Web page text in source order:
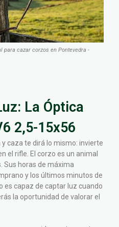
para cazar corzos en Pontevedra -
La Óptica
2,5-15x56
caza te dirá lo mismo: invierte
el rifle. El corzo es un animal
Sus horas de máxima
y los últimos minutos de
es capaz de captar luz cuando
la oportunidad de valorar el